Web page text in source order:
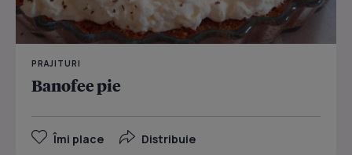
PRAJITURI
Banofee pie
Îmi place Distribuie